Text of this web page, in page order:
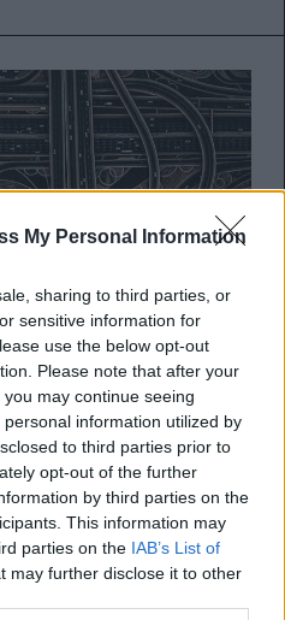
My Personal Information
sharing to third parties, or
sensitive information for
use the below opt-out
Please note that after your
may continue seeing
information utilized by
to third parties prior to
opt-out of the further
by third parties on the
This information may
parties on the IAB’s List of
may further disclose it to other
καταγράφει
«αστικής
σε
του group Urban Hell
συνθήκες